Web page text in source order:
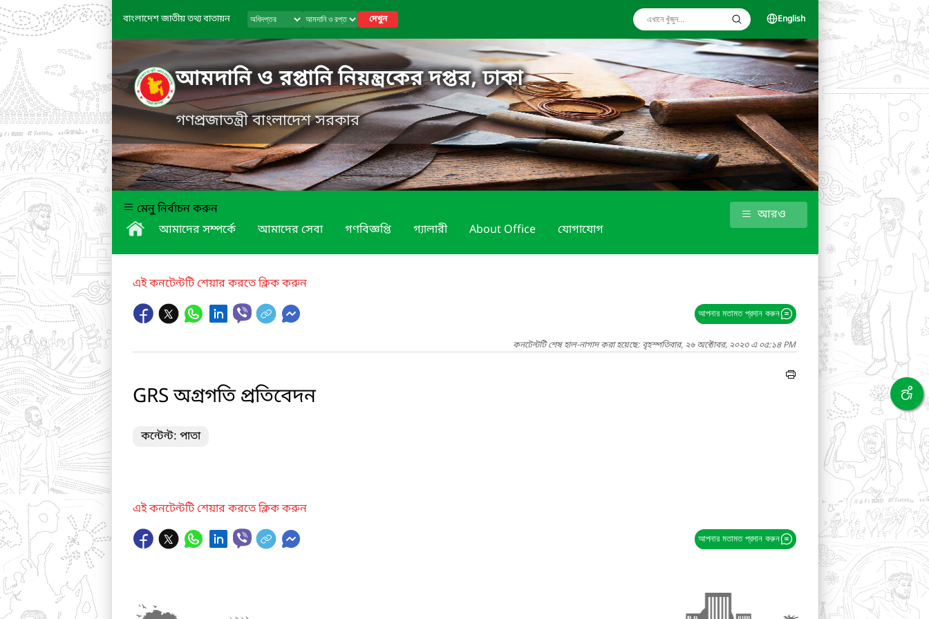
বাংলাদেশ জাতীয় তথ্য বাতায়ন দেখুন English
আমদানি ও রপ্তানি নিয়ন্ত্রকের দপ্তর, ঢাকা
গণপ্রজাতন্ত্রী বাংলাদেশ সরকার
মেনু নির্বাচন করুন
আমাদের সম্পর্কে
আমাদের সেবা গণবিজ্ঞপ্তি গ্যালারী About Office যোগাযোগ
আরও
এই কনটেন্টটি শেয়ার করতে ক্লিক করুন
আপনার মতামত প্রদান করুন
কনটেন্টটি শেষ হাল-নাগাদ করা হয়েছে: বৃহস্পতিবার, ২৬ অক্টোবর, ২০২৩ এ ০৫:১৪ PM
GRS অগ্রগতি প্রতিবেদন
কন্টেন্ট: পাতা
এই কনটেন্টটি শেয়ার করতে ক্লিক করুন
আপনার মতামত প্রদান করুন